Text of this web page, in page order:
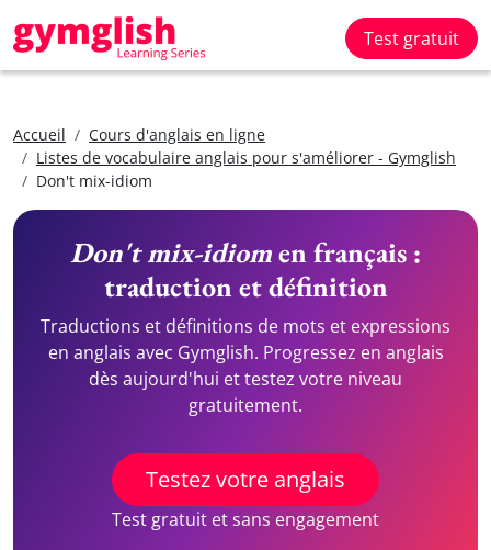
Test gratuit
Accueil
Cours d'anglais en ligne
Listes de vocabulaire anglais pour s'améliorer - Gymglish
Don't mix-idiom
Don't mix-idiomen français :
traduction et définition
Traductions et définitions de mots et expressions
en anglais avec Gymglish. Progressez en anglais
dès aujourd'hui et testez votre niveau
gratuitement.
Testez votre anglais
Test gratuit et sans engagement